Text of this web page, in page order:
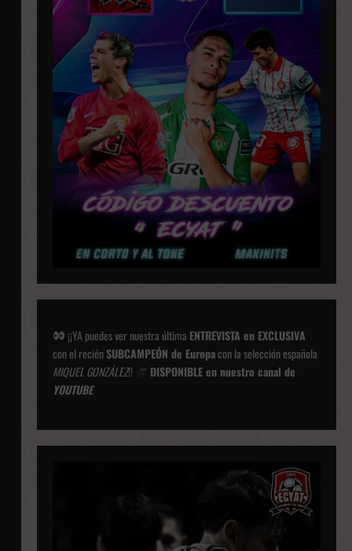
¡¡YA puedes ver nuestra última ENTREVISTA en EXCLUSIVA
con el reciénSUBCAMPEÓN de Europacon la selección española
MIQUEL GONZÁLEZ!!
DISPONIBLE en nuestro canal de
YOUTUBE